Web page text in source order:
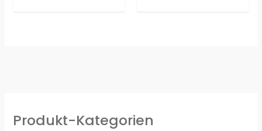
Produkt-Kategorien